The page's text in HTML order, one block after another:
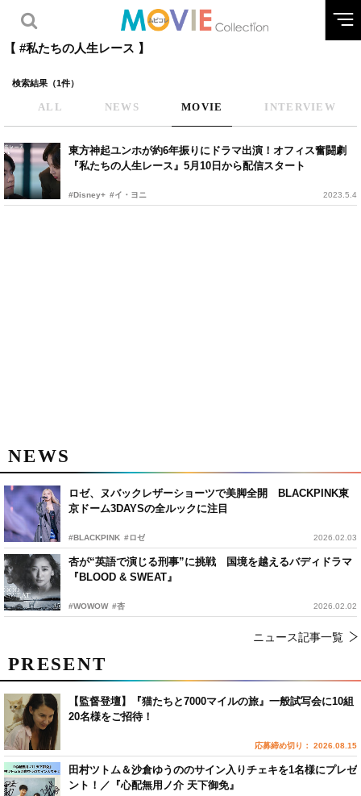
【 #私たちの人生レース 】
検索結果（1件）
ALL NEWS MOVIE INTERVIEW
東方神起ユンホが約6年振りにドラマ出演！オフィス奮闘劇
『私たちの人生レース』5月10日から配信スタート
#Disney+ #イ・ヨニ 2023.5.4
NEWS
ロゼ、ヌバックレザーショーツで美脚全開 BLACKPINK東
京ドーム3DAYSの全ルックに注目
#BLACKPINK #ロゼ 2026.02.03
杏が“英語で演じる刑事”に挑戦 国境を越えるバディドラマ
『BLOOD & SWEAT』
#WOWOW #杏 2026.02.02
ニュース記事一覧
PRESENT
【監督登壇】『猫たちと7000マイルの旅』一般試写会に10組
20名様をご招待！
応募締め切り： 2026.08.15
田村ツトム＆沙倉ゆうののサイン入りチェキを1名様にプレゼ
ント！／『心配無用ノ介 天下御免』